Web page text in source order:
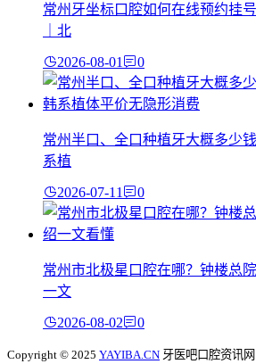
常州牙坐标口腔如何在线预约挂
｜北
2026-08-01 0
常州半口、全口种植牙大概多少
系植
2026-07-11 0
常州市北极星口腔在哪？钟楼总
一文
2026-08-02 0
Copyright © 2025 YAYIBA.CN 牙医吧口腔资讯网